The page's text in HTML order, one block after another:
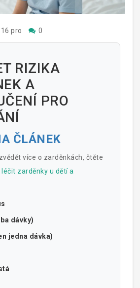
16 pro 0
RIZIKA
A
PRO
ČLÁNEK
více o zarděnkách, čtěte
zarděnky u dětí a
dávky)
jedna dávka)